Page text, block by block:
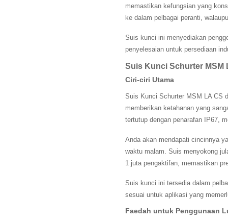
memastikan kefungsian yang
ke dalam pelbagai peranti,
Suis kunci ini menyediakan
penyelesaian untuk persediaan
Suis Kunci Schurter MSM
Ciri-ciri Utama
Suis Kunci Schurter MSM LA CS
memberikan ketahanan yang
tertutup dengan penarafan IP67,
Anda akan mendapati cincinnya
waktu malam. Suis menyokong
1 juta pengaktifan, memastikan
Suis kunci ini tersedia dalam
sesuai untuk aplikasi yang
Faedah untuk Penggunaan